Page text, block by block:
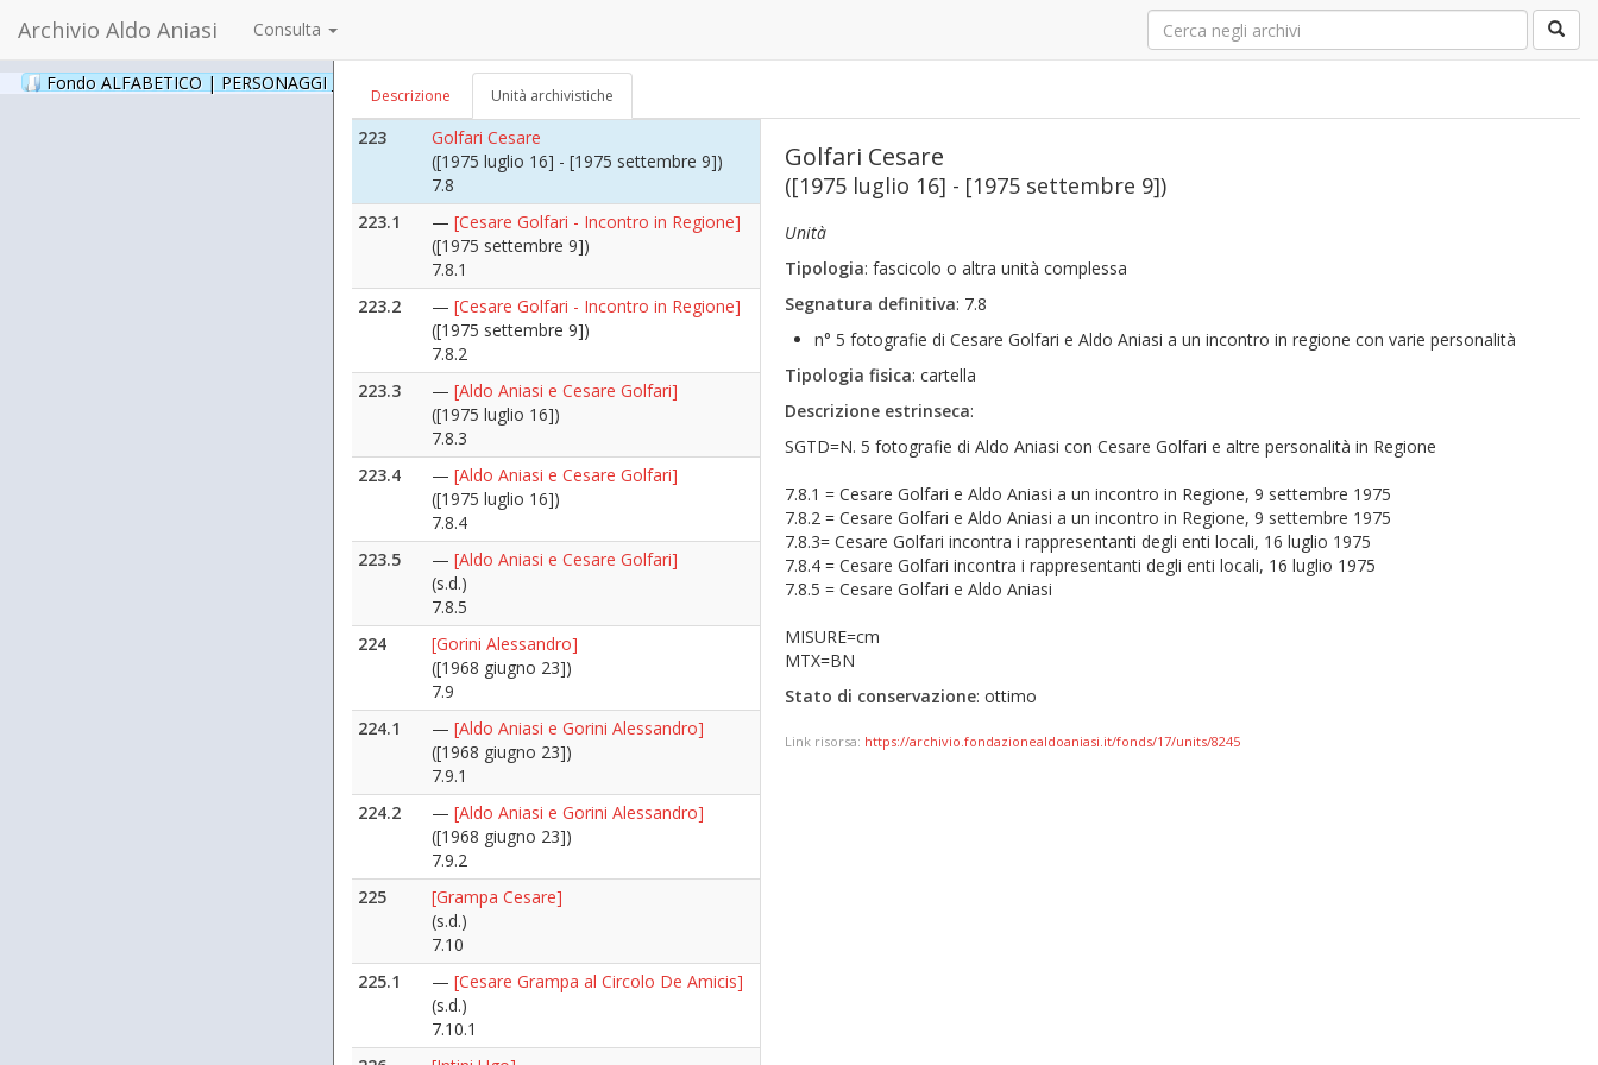
Archivio Aldo Aniasi Consulta
Fondo ALFABETICO | PERSONAGGI _ Archivio Fotografico
Descrizione Unità archivistiche
([1972 ottobre 1])
7.6.4
223
Golfari Cesare
([1975 luglio 16] - [1975 settembre 9])
7.8
223.1
— [Cesare Golfari - Incontro in Regione]
([1975 settembre 9])
7.8.1
223.2
— [Cesare Golfari - Incontro in Regione]
([1975 settembre 9])
7.8.2
223.3
— [Aldo Aniasi e Cesare Golfari]
([1975 luglio 16])
7.8.3
223.4
— [Aldo Aniasi e Cesare Golfari]
([1975 luglio 16])
7.8.4
223.5
— [Aldo Aniasi e Cesare Golfari]
(s.d.)
7.8.5
224
[Gorini Alessandro]
([1968 giugno 23])
7.9
224.1
— [Aldo Aniasi e Gorini Alessandro]
([1968 giugno 23])
7.9.1
224.2
— [Aldo Aniasi e Gorini Alessandro]
([1968 giugno 23])
7.9.2
225
[Grampa Cesare]
(s.d.)
7.10
225.1
— [Cesare Grampa al Circolo De Amicis]
(s.d.)
7.10.1
Golfari Cesare
([1975 luglio 16] - [1975 settembre 9])
Unità
Tipologia: fascicolo o altra unità complessa
Segnatura definitiva: 7.8
n° 5 fotografie di Cesare Golfari e Aldo Aniasi a un incontro in regione con varie personalità
Tipologia fisica: cartella
Descrizione estrinseca:
SGTD=N. 5 fotografie di Aldo Aniasi con Cesare Golfari e altre personalità in Regione
7.8.1 = Cesare Golfari e Aldo Aniasi a un incontro in Regione, 9 settembre 1975
7.8.2 = Cesare Golfari e Aldo Aniasi a un incontro in Regione, 9 settembre 1975
7.8.3= Cesare Golfari incontra i rappresentanti degli enti locali, 16 luglio 1975
7.8.4 = Cesare Golfari incontra i rappresentanti degli enti locali, 16 luglio 1975
7.8.5 = Cesare Golfari e Aldo Aniasi
MISURE=cm
MTX=BN
Stato di conservazione: ottimo
Link risorsa: https://archivio.fondazionealdoaniasi.it/fonds/17/units/8245